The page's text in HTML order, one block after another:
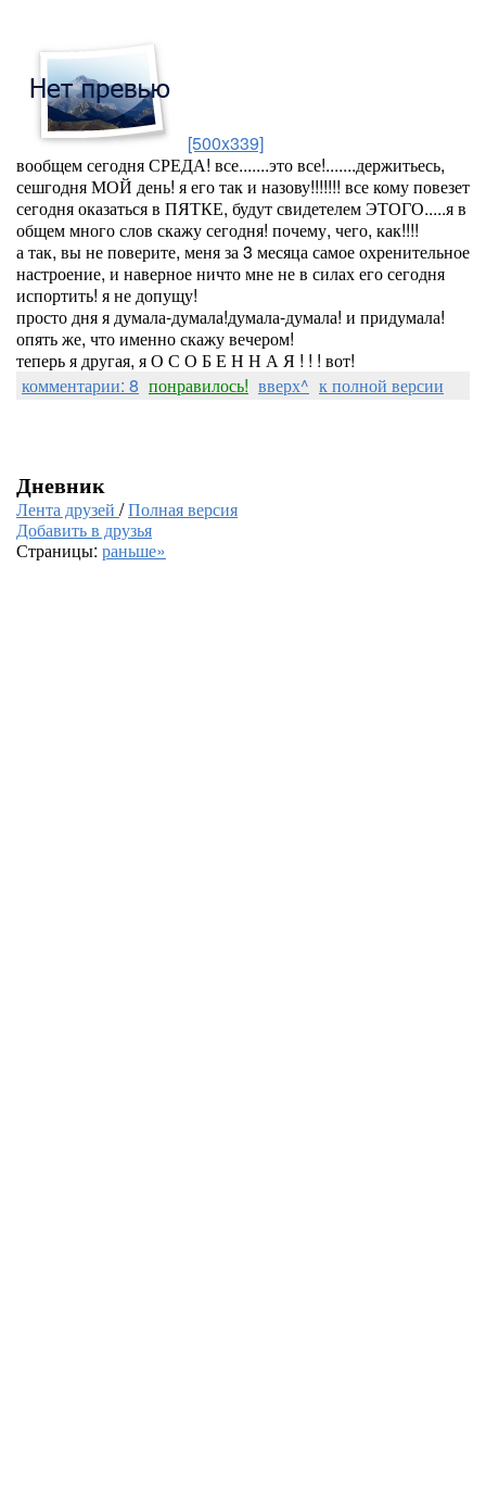
[500x339]
вообщем сегодня СРЕДА! все.......это все!.......держитьесь,
сешгодня МОЙ день! я его так и назову!!!!!!! все кому повезет
сегодня оказаться в ПЯТКЕ, будут свидетелем ЭТОГО.....я в
общем много слов скажу сегодня! почему, чего, как!!!!
а так, вы не поверите, меня за 3 месяца самое охренительное
настроение, и наверное ничто мне не в силах его сегодня
испортить! я не допущу!
просто дня я думала-думала!думала-думала! и придумала!
опять же, что именно скажу вечером!
теперь я другая, я О С О Б Е Н Н А Я ! ! ! вот!
комментарии: 8 понравилось! вверх^ к полной версии
Дневник
Лента друзей /Полная версия
Добавить в друзья
Страницы: раньше»